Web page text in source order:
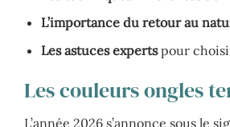
L’importance du retour au
Les astuces expertspour
Les couleurs ongles
L’année 2026 s’annonce sous